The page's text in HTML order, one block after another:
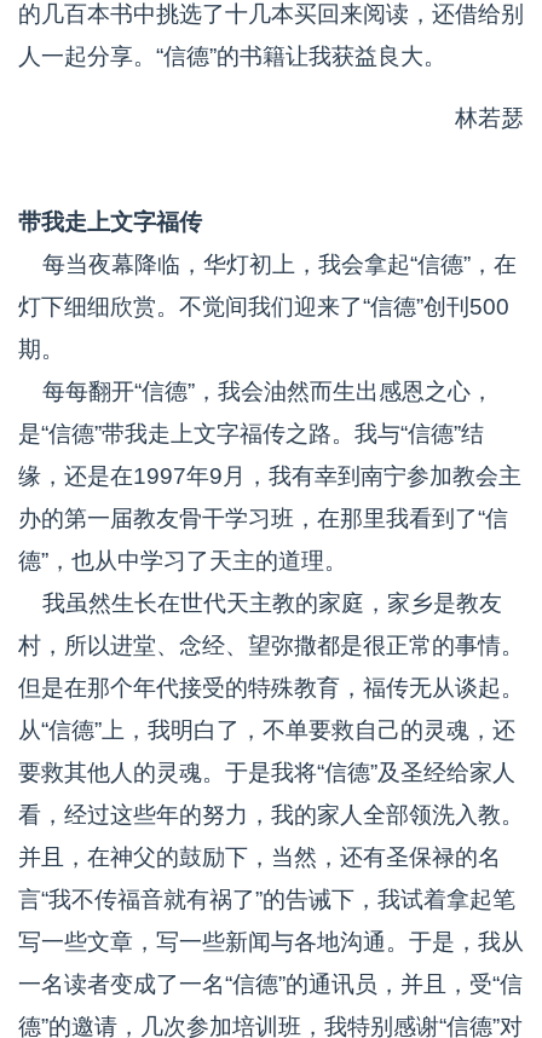
的几百本书中挑选了十几本买回来阅读，还借给别
人一起分享。“信德”的书籍让我获益良大。
林若瑟
带我走上文字福传
每当夜幕降临，华灯初上，我会拿起“信德”，在
灯下细细欣赏。不觉间我们迎来了“信德”创刊500
期。
每每翻开“信德”，我会油然而生出感恩之心，
是“信德”带我走上文字福传之路。我与“信德”结
缘，还是在1997年9月，我有幸到南宁参加教会主
办的第一届教友骨干学习班，在那里我看到了“信
德”，也从中学习了天主的道理。
我虽然生长在世代天主教的家庭，家乡是教友
村，所以进堂、念经、望弥撒都是很正常的事情。
但是在那个年代接受的特殊教育，福传无从谈起。
从“信德”上，我明白了，不单要救自己的灵魂，还
要救其他人的灵魂。于是我将“信德”及圣经给家人
看，经过这些年的努力，我的家人全部领洗入教。
并且，在神父的鼓励下，当然，还有圣保禄的名
言“我不传福音就有祸了”的告诫下，我试着拿起笔
写一些文章，写一些新闻与各地沟通。于是，我从
一名读者变成了一名“信德”的通讯员，并且，受“信
德”的邀请，几次参加培训班，我特别感谢“信德”对